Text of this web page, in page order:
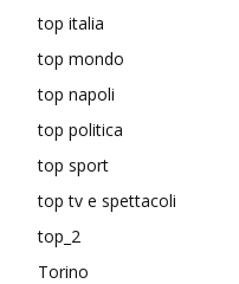
top italia
top mondo
top napoli
top politica
top sport
top tv e spettacoli
top_2
Torino